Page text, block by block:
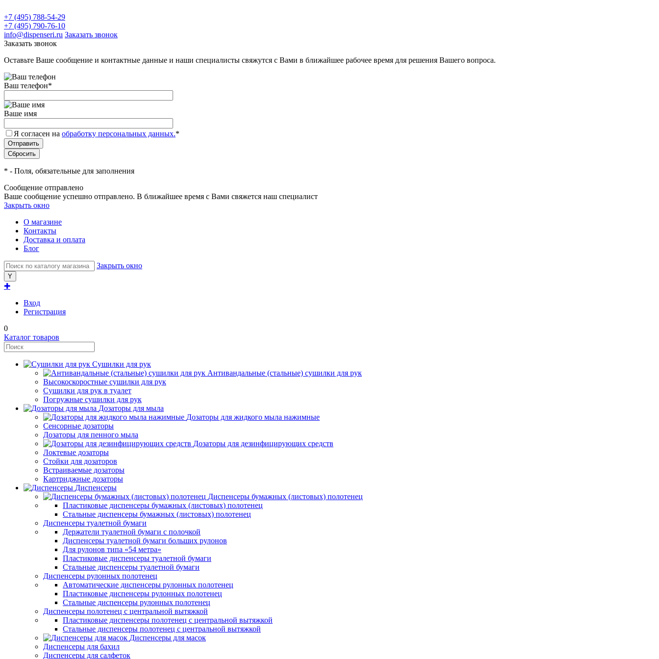
+7 (495) 788-54-29
+7 (495) 790-76-10
info@dispenseri.ru Заказать звонок
Заказать звонок
Оставьте Ваше сообщение и контактные данные и наши специалисты свяжутся с Вами в ближайшее рабочее время для решения Вашего вопроса.
Ваш телефон*
Ваше имя
Я согласен на обработку персональных данных.*
* - Поля, обязательные для заполнения
Сообщение отправлено
Ваше сообщение успешно отправлено. В ближайшее время с Вами свяжется наш специалист
Закрыть окно
О магазине
Контакты
Доставка и оплата
Блог
Закрыть окно
✚
Вход
Регистрация
0
Каталог товаров
Сушилки для рук
Антивандальные (стальные) сушилки для рук
Высокоскоростные сушилки для рук
Сушилки для рук в туалет
Погружные сушилки для рук
Дозаторы для мыла
Дозаторы для жидкого мыла нажимные
Сенсорные дозаторы
Дозаторы для пенного мыла
Дозаторы для дезинфицирующих средств
Локтевые дозаторы
Стойки для дозаторов
Встраиваемые дозаторы
Картриджные дозаторы
Диспенсеры
Диспенсеры бумажных (листовых) полотенец
Пластиковые диспенсеры бумажных (листовых) полотенец
Стальные диспенсеры бумажных (листовых) полотенец
Диспенсеры туалетной бумаги
Держатели туалетной бумаги с полочкой
Диспенсеры туалетной бумаги больших рулонов
Для рулонов типа «54 метра»
Пластиковые диспенсеры туалетной бумаги
Стальные диспенсеры туалетной бумаги
Диспенсеры рулонных полотенец
Автоматические диспенсеры рулонных полотенец
Пластиковые диспенсеры рулонных полотенец
Стальные диспенсеры рулонных полотенец
Диспенсеры полотенец с центральной вытяжкой
Пластиковые диспенсеры полотенец с центральной вытяжкой
Стальные диспенсеры полотенец с центральной вытяжкой
Диспенсеры для масок
Диспенсеры для бахил
Диспенсеры для салфеток